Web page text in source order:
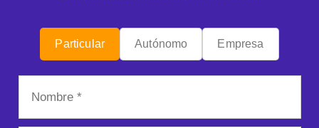
Particular Autónomo Empresa